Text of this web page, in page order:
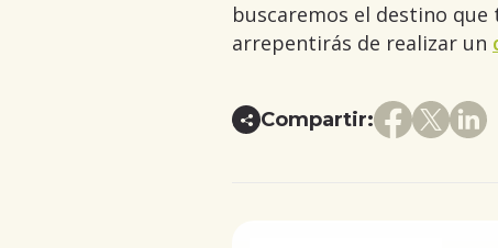
buscaremos el destino
arrepentirás de realizar un
Compartir: